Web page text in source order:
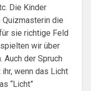
Die Kinder
Quizmasterin die
sie richtige Feld
wir über
Auch der Spruch
wenn das Licht
“Licht”